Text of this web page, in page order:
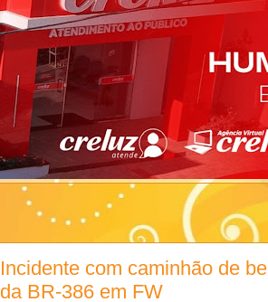
Incidente com caminhão de
da BR-386 em FW